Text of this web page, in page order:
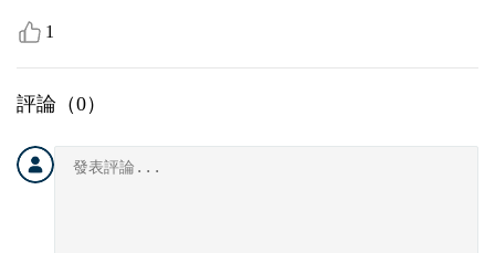
1
評論（0）